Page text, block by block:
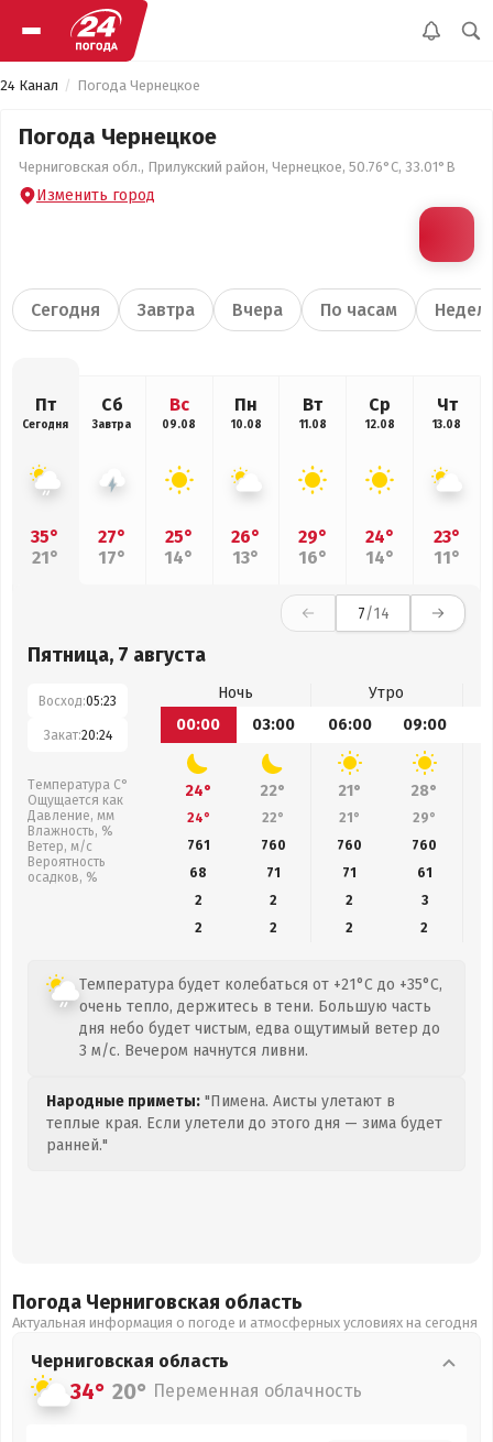
24 Канал Погода Чернецкое
Погода Чернецкое
Черниговская обл., Прилукский район, Чернецкое, 50.76°С, 33.01°В
Изменить город
Сегодня Завтра Вчера По часам
Пт
Сегодня
35°
21°
Сб
Завтра
27°
17°
Вс
09.08
25°
14°
Пн
10.08
26°
13°
Вт
11.08
29°
16°
Ср
12.08
24°
14°
Чт
13.08
23°
11°
7/14
Пятница, 7 августа
Восход:05:23
Закат:20:24
Температура С°
Ощущается как
Давление, мм
Влажность, %
Ветер, м/с
Вероятность
осадков, %
Ночь
Утро
00:00
03:00 06:00 09:00
24° 22° 21° 28°
24° 22° 21° 29°
761
760 760 760
68
71 71 61
2
2 2
3
2
2 2 2
Температура будет колебаться от +21°C до +35°C,
очень тепло, держитесь в тени. Большую часть
дня небо будет чистым, едва ощутимый ветер до
3 м/с. Вечером начнутся ливни.
Народные приметы: "Пимена. Аисты улетают в
теплые края. Если улетели до этого дня — зима будет
ранней."
Погода Черниговская область
Актуальная информация о погоде и атмосферных условиях на сегодня
Черниговская область
34° 20° Переменная облачность